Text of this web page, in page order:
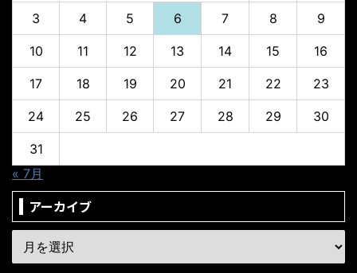
3 4 5 6 7 8 9
10 11 12 13 14 15 16
17 18 19 20 21 22 23
24 25 26 27 28 29 30
31
« 7月
アーカイブ